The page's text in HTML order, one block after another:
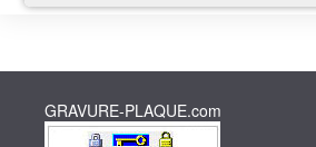
GRAVURE-PLAQUE.com